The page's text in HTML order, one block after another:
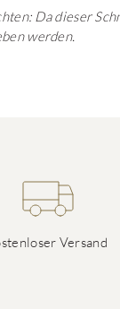
Da dieser
werden.
Versand